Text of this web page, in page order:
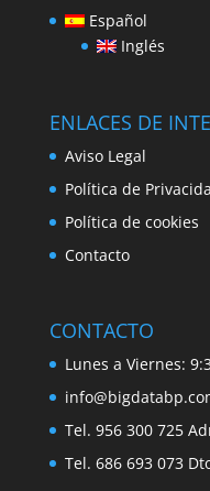
Español
Inglés
ENLACES DE
Aviso Legal
Política de
Política de cookies
Contacto
CONTACTO
Lunes a Viernes:
Tel. 956 300 725
Tel. 686 693 073